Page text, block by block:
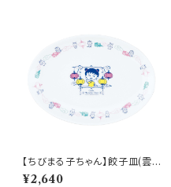
【ちびまる子ちゃん】餃子皿(雲
文)【CM60】CM63-324
¥2,640